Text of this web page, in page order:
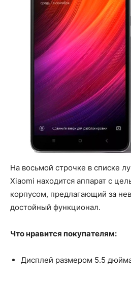
На восьмой строчке в списке
Xiaomi находится аппарат с
корпусом, предлагающий за
достойный функционал.
Что нравится покупателям:
Дисплей размером 5.5